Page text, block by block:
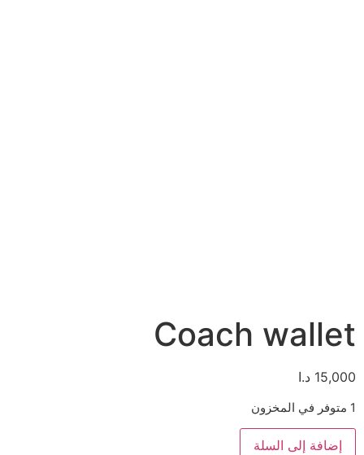
Coach wallet
15,000 د.ا
1 متوفر في المخزون
إضافة إلى السلة